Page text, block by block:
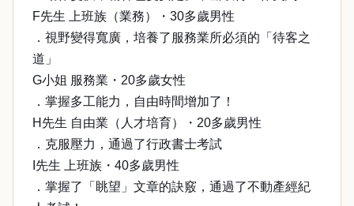
F先生 上班族（業務）・30多歲男性
．視野變得寬廣，培養了服務業所必須的「待客之
道」
G小姐 服務業・20多歲女性
．掌握多工能力，自由時間增加了！
H先生 自由業（人才培育）・20多歲男性
．克服壓力，通過了行政書士考試
I先生 上班族・40多歲男性
．掌握了「眺望」文章的訣竅，通過了不動產經紀